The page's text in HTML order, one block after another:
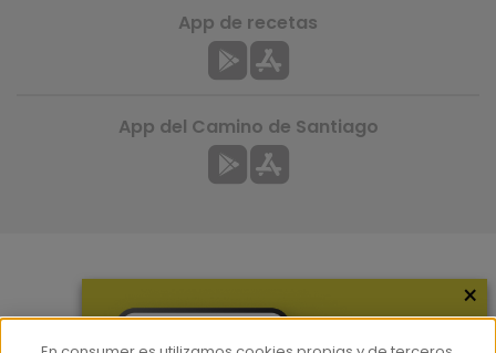
App de recetas
App del Camino de Santiago
×